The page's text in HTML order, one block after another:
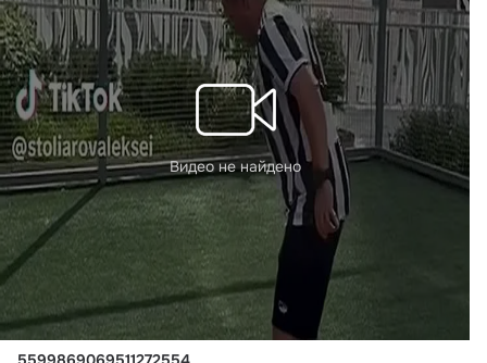
Видео не найдено